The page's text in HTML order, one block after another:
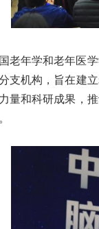
老年学和老年医
支机构，旨在建
量和科研成果，